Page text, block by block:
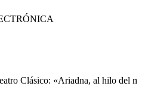
Clásico: «Ariadna, al hilo del